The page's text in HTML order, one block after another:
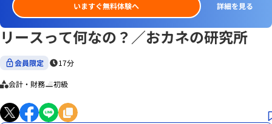
いますぐ無料体験へ
詳細を見る
リースって何なの？／おカネの研究所
会員限定 17分
会計・財務 初級